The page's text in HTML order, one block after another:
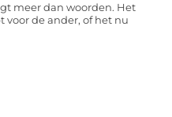
meer dan woorden. Het
voor de ander, of het nu